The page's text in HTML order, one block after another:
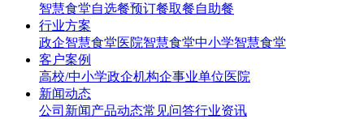
智慧食堂自选餐预订餐取餐自助餐
行业方案
政企智慧食堂医院智慧食堂中小学智慧食堂
客户案例
高校/中小学政企机构企事业单位医院
新闻动态
公司新闻产品动态常见问答行业资讯